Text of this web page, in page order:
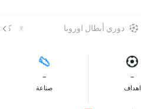
دوري أبطال اوروبا
-
اهداف
-
صناعة